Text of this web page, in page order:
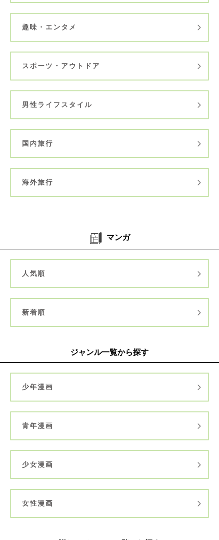
趣味・エンタメ
スポーツ・アウトドア
男性ライフスタイル
国内旅行
海外旅行
マンガ
人気順
新着順
ジャンル一覧から探す
少年漫画
青年漫画
少女漫画
女性漫画